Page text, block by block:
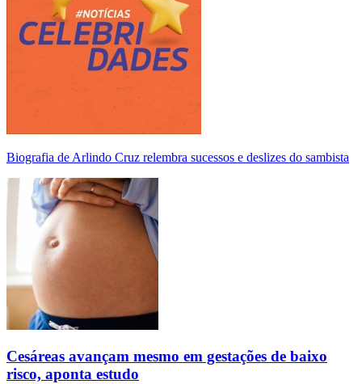
Biografia de Arlindo Cruz relembra sucessos e deslizes do sambista
Cesáreas avançam mesmo em gestações de baixo
risco, aponta estudo